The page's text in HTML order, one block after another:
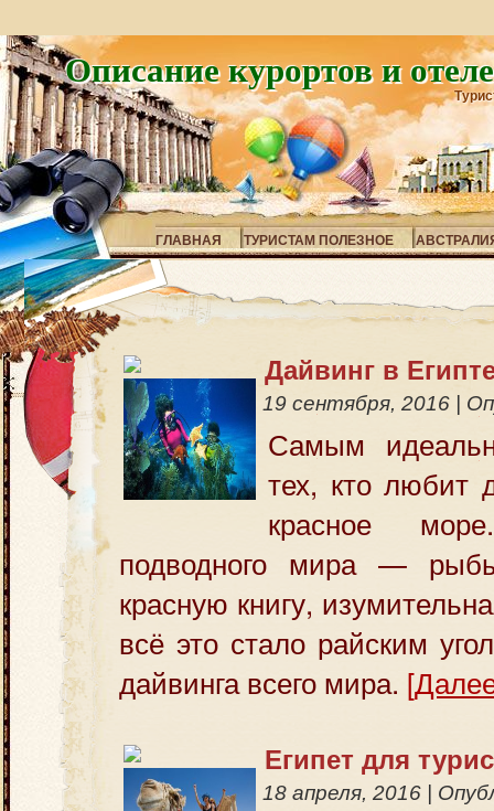
Описание курортов и
ГЛАВНАЯ ТУРИСТАМ ПОЛЕЗНОЕ
Дайвинг в
19 сентября, 2016
Самым
тех, кто любит
красное
подводного мира —
красную книгу,
всё это стало райским
дайвинга всего мира.
Египет для
18 апреля, 2016